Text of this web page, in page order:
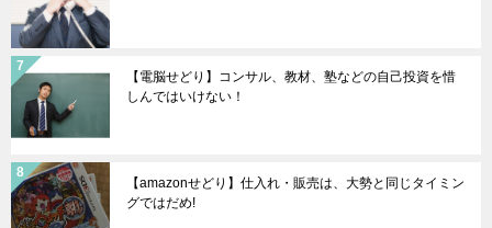
【電脳せどり】コンサル、教材、塾などの自己投資を惜
しんではいけない！
【amazonせどり】仕入れ・販売は、大勢と同じタイミン
グではだめ!